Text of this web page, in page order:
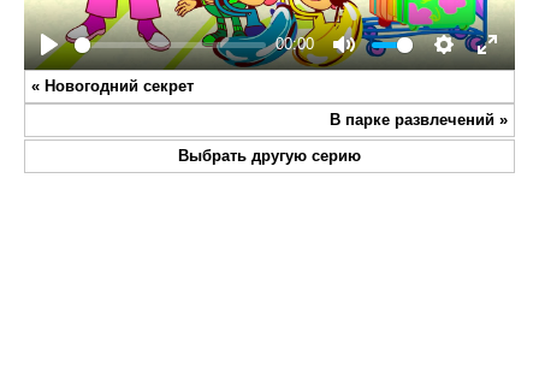
Play
00:00
Mute Settings
Enter
« Новогодний секрет
В парке развлечений »
Выбрать другую серию